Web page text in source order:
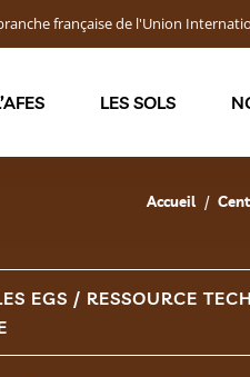
branche française de l'Union
LES SOLS
Accueil
EGS / RESSOURCE